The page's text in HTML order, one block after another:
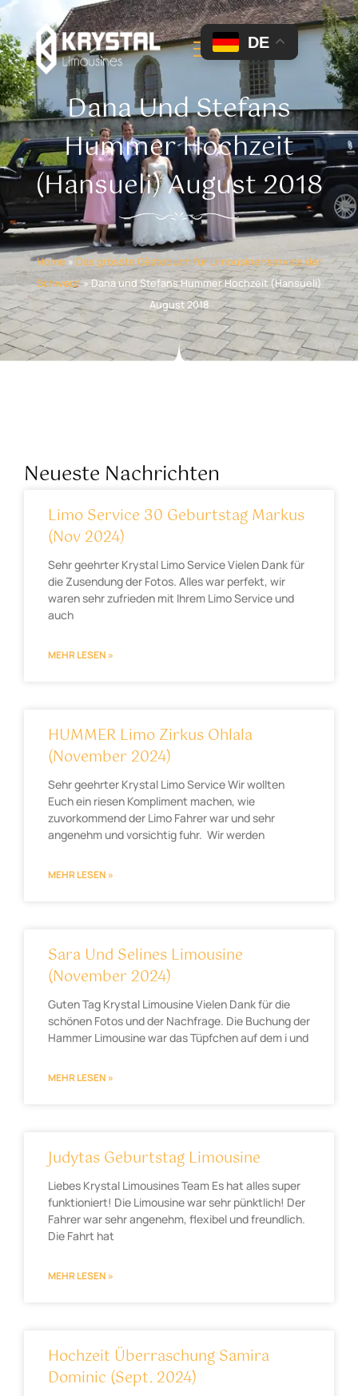
Dana Und Stefans
Hummer Hochzeit
(Hansueli) August 2018
Home» Das grösste Gästebuch für Limousinenservice der
Schweiz!»Dana und Stefans Hummer Hochzeit (Hansueli)
August 2018
Neueste Nachrichten
Limo Service 30 Geburtstag Markus
(Nov 2024)
Sehr geehrter Krystal Limo Service Vielen Dank für
die Zusendung der Fotos. Alles war perfekt, wir
waren sehr zufrieden mit Ihrem Limo Service und
auch
MEHR LESEN »
HUMMER Limo Zirkus Ohlala
(November 2024)
Sehr geehrter Krystal Limo Service Wir wollten
Euch ein riesen Kompliment machen, wie
zuvorkommend der Limo Fahrer war und sehr
angenehm und vorsichtig fuhr. Wir werden
MEHR LESEN »
Sara Und Selines Limousine
(November 2024)
Guten Tag Krystal Limousine Vielen Dank für die
schönen Fotos und der Nachfrage. Die Buchung der
Hammer Limousine war das Tüpfchen auf dem i und
MEHR LESEN »
Judytas Geburtstag Limousine
Liebes Krystal Limousines Team Es hat alles super
funktioniert! Die Limousine war sehr pünktlich! Der
Fahrer war sehr angenehm, flexibel und freundlich.
Die Fahrt hat
MEHR LESEN »
Hochzeit Überraschung Samira
Dominic (Sept. 2024)
DE